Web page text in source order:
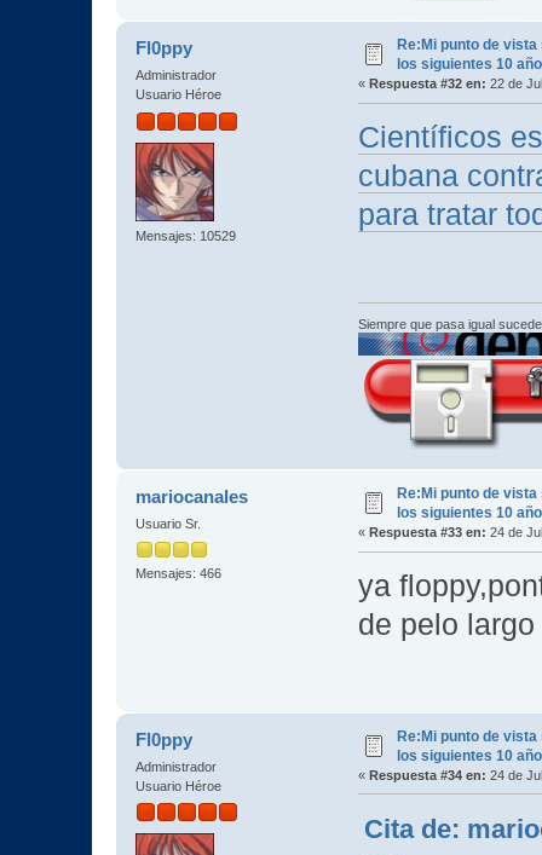
Fl0ppy
Administrador
Usuario Héroe
Mensajes: 10529
Re:Mi punto de
los siguientes 10
« Respuesta #32 en: 22 de
Científicos
cubana
para tratar
Siempre que pasa igual
mariocanales
Usuario Sr.
Mensajes: 466
Re:Mi punto de
los siguientes 10
« Respuesta #33 en: 24 de
ya
de pelo
Fl0ppy
Administrador
Usuario Héroe
Re:Mi punto de
los siguientes 10
« Respuesta #34 en: 24 de
Cita de: